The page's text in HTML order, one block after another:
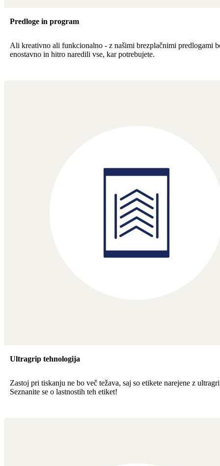
Predloge in program
Ali kreativno ali funkcionalno - z našimi brezplačnimi predlogami
enostavno in hitro naredili vse, kar potrebujete.
Ultragrip tehnologija
Zastoj pri tiskanju ne bo več težava, saj so etikete narejene z
Seznanite se o lastnostih teh etiket!